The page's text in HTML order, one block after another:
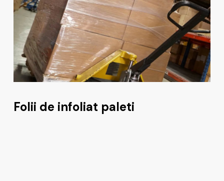
Folii de infoliat paleti